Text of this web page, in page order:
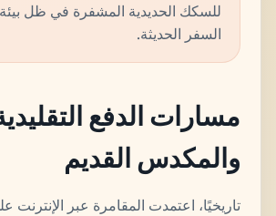
للسكك الحديدية المشفرة في ظل
السفر الحديثة.
مسارات الدفع
والمكدس القديم
تاريخيًا، اعتمدت المقامرة عبر